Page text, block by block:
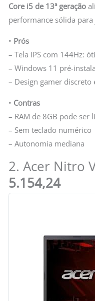
Core i5 de 13ª geração
performance sólida
• Prós
– Tela IPS com 144Hz:
– Windows 11 pré-
– Design gamer discreto
• Contras
– RAM de 8GB pode ser
– Sem teclado numérico
– Autonomia mediana
2. Acer Nitro
5.154,24